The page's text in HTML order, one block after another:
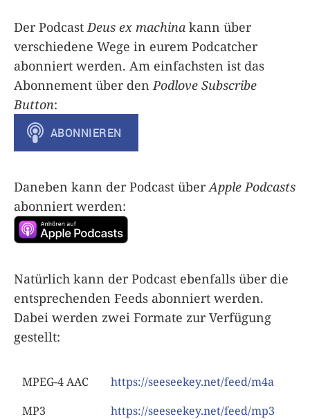
Der Podcast Deus ex machina kann über
verschiedene Wege in eurem Podcatcher
abonniert werden. Am einfachsten ist das
Abonnement über den Podlove Subscribe
Button:
Daneben kann der Podcast überApple Podcasts
abonniert werden:
Natürlich kann der Podcast ebenfalls über die
entsprechenden Feeds abonniert werden.
Dabei werden zwei Formate zur Verfügung
gestellt:
MPEG-4 AAC
https://seeseekey.net/feed/m4a
MP3
https://seeseekey.net/feed/mp3